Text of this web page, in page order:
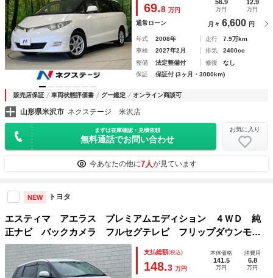
69.8 万円
56.9
万円
12.9
万円
通常ローン 月々 6,600 円
年式 2008年 走行
7.9万km
車検
2027年2月 排気
2400cc
整備
法定整備付 修復
なし
保証
保証付 (3ヶ月・3000km)
販売店保証 車両状態評価書 グー鑑定 オンライン商談可
山形県米沢市 ネクステージ 米沢店
まずは在庫確認・見積依頼
無料通話でお問い合わせ
お気に入り
今あなたの他に7人が見ています
NEW トヨタ
エスティマ アエラス プレミアムエディション ４ＷＤ 純
正ナビ バックカメラ フルセグテレビ フリップダウンモニ
ター 両側電動スライドドア ビルトインＥＴＣ ハーフレザ
ー パワーシート クルーズコントロール コーナーセンサー
支払総額(税込)
148.3 万円
本体価格
141.5
万円
諸費用
6.8
万円